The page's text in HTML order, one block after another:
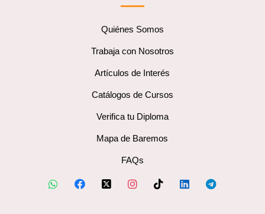
Quiénes Somos
Trabaja con Nosotros
Artículos de Interés
Catálogos de Cursos
Verifica tu Diploma
Mapa de Baremos
FAQs